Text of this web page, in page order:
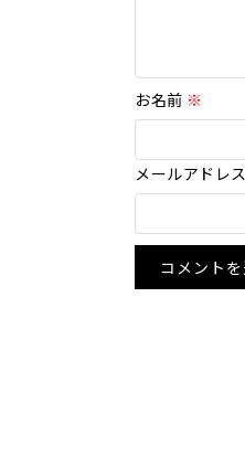
お名前 ※
メールアドレス